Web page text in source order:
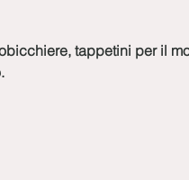
tappetini per il